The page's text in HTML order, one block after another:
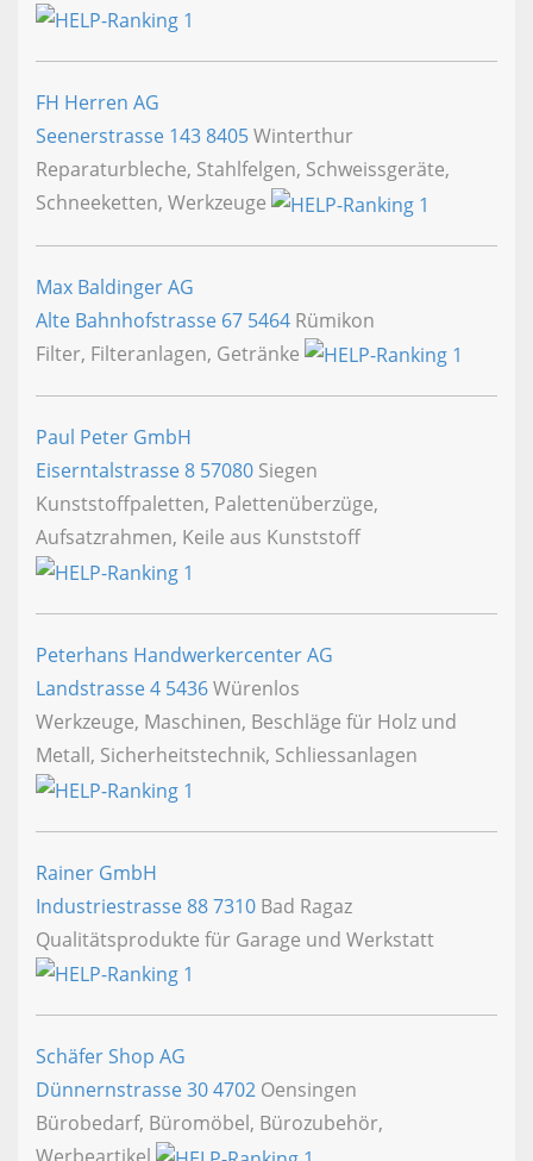
FH Herren AG
Seenerstrasse 1438405Winterthur
Reparaturbleche, Stahlfelgen, Schweissgeräte,
Schneeketten, Werkzeuge
Max Baldinger AG
Alte Bahnhofstrasse 67 5464 Rümikon
Filter, Filteranlagen, Getränke
Paul Peter GmbH
Eiserntalstrasse 8 57080 Siegen
Kunststoffpaletten, Palettenüberzüge,
Aufsatzrahmen, Keile aus Kunststoff
Peterhans Handwerkercenter AG
Landstrasse 4 5436Würenlos
Werkzeuge, Maschinen, Beschläge für Holz und
Metall, Sicherheitstechnik, Schliessanlagen
Rainer GmbH
Industriestrasse 887310 Bad Ragaz
Qualitätsprodukte für Garage und Werkstatt
Schäfer Shop AG
Dünnernstrasse 304702 Oensingen
Bürobedarf, Büromöbel, Bürozubehör,